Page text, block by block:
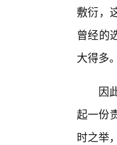
敷衍，
曾经的
大得多。
因
起一份
时之举